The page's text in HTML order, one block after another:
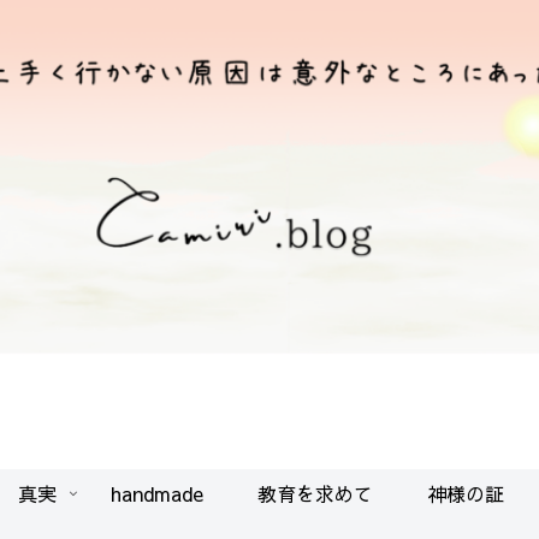
真実 handmade 教育を求めて 神様の証